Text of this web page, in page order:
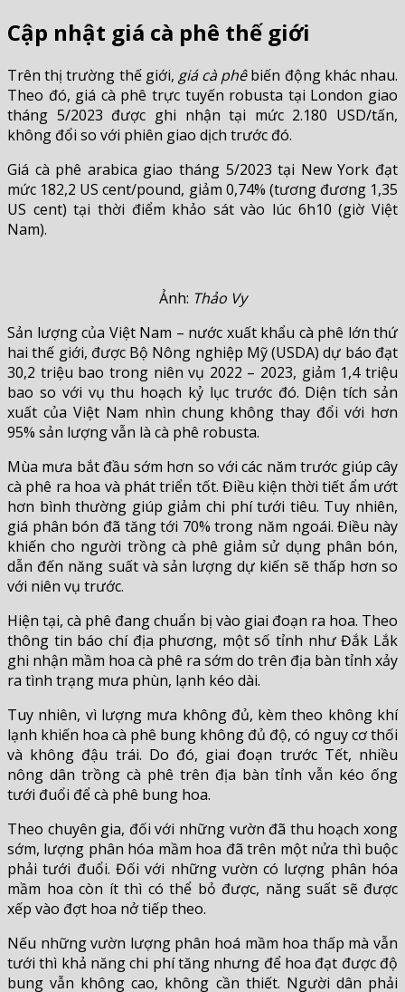
Cập nhật giá cà phê thế giới
Trên thị trường thế giới, giá cà phêbiến động khác nhau.
Theo đó, giá cà phê trực tuyến robusta tại London giao
tháng 5/2023 được ghi nhận tại mức 2.180 USD/tấn,
không đổi so với phiên giao dịch trước đó.
Giá cà phê arabica giao tháng 5/2023 tại New York đạt
mức 182,2 US cent/pound, giảm 0,74% (tương đương 1,35
US cent) tại thời điểm khảo sát vào lúc 6h10 (giờ Việt
Nam).
Ảnh: Thảo Vy
Sản lượng của Việt Nam – nước xuất khẩu cà phê lớn thứ
hai thế giới, được Bộ Nông nghiệp Mỹ (USDA) dự báo đạt
30,2 triệu bao trong niên vụ 2022 – 2023, giảm 1,4 triệu
bao so với vụ thu hoạch kỷ lục trước đó. Diện tích sản
xuất của Việt Nam nhìn chung không thay đổi với hơn
95% sản lượng vẫn là cà phê robusta.
Mùa mưa bắt đầu sớm hơn so với các năm trước giúp cây
cà phê ra hoa và phát triển tốt. Điều kiện thời tiết ẩm ướt
hơn bình thường giúp giảm chi phí tưới tiêu. Tuy nhiên,
giá phân bón đã tăng tới 70% trong năm ngoái. Điều này
khiến cho người trồng cà phê giảm sử dụng phân bón,
dẫn đến năng suất và sản lượng dự kiến sẽ thấp hơn so
với niên vụ trước.
Hiện tại, cà phê đang chuẩn bị vào giai đoạn ra hoa. Theo
thông tin báo chí địa phương, một số tỉnh như Đắk Lắk
ghi nhận mầm hoa cà phê ra sớm do trên địa bàn tỉnh xảy
ra tình trạng mưa phùn, lạnh kéo dài.
Tuy nhiên, vì lượng mưa không đủ, kèm theo không khí
lạnh khiến hoa cà phê bung không đủ độ, có nguy cơ thối
và không đậu trái. Do đó, giai đoạn trước Tết, nhiều
nông dân trồng cà phê trên địa bàn tỉnh vẫn kéo ống
tưới đuổi để cà phê bung hoa.
Theo chuyên gia, đối với những vườn đã thu hoạch xong
sớm, lượng phân hóa mầm hoa đã trên một nửa thì buộc
phải tưới đuổi. Đối với những vườn có lượng phân hóa
mầm hoa còn ít thì có thể bỏ được, năng suất sẽ được
xếp vào đợt hoa nở tiếp theo.
Nếu những vườn lượng phân hoá mầm hoa thấp mà vẫn
tưới thì khả năng chi phí tăng nhưng để hoa đạt được độ
bung vẫn không cao, không cần thiết. Người dân phải